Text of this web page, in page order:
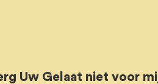
Uw Gelaat niet voor